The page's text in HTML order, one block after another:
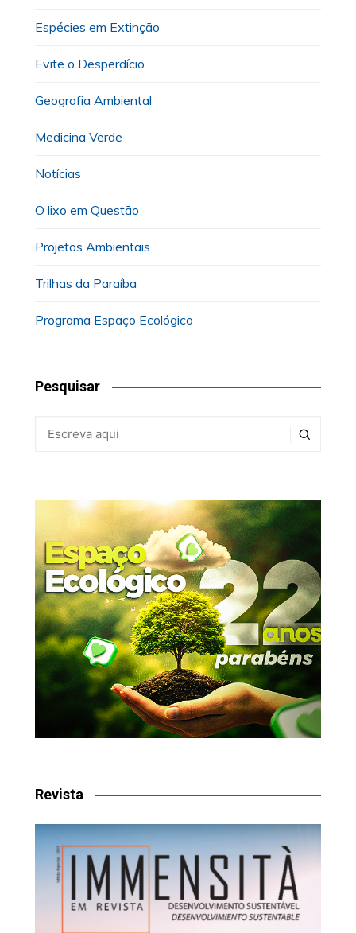
Espécies em Extinção
Evite o Desperdício
Geografia Ambiental
Medicina Verde
Notícias
O lixo em Questão
Projetos Ambientais
Trilhas da Paraíba
Programa Espaço Ecológico
Pesquisar
Revista